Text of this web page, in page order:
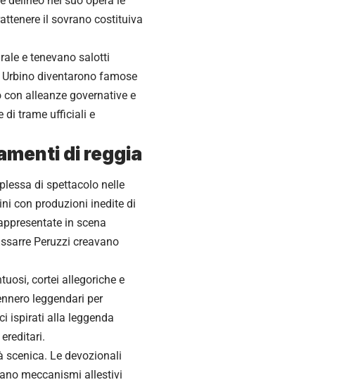
il sovrano costituiva
e tenevano salotti
diventarono famose
alleanze governative e
di trame ufficiali e
di reggia
di spettacolo nelle
con produzioni inedite di
in scena
Peruzzi creavano
cortei allegoriche e
leggendari per
ispirati alla leggenda
scenica. Le devozionali
meccanismi allestivi